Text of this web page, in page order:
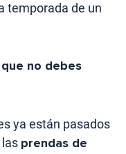
temporada de un
no debes
ya están pasados
prendas de